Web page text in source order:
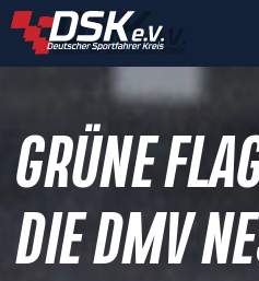
GRÜNE
DIE DMV